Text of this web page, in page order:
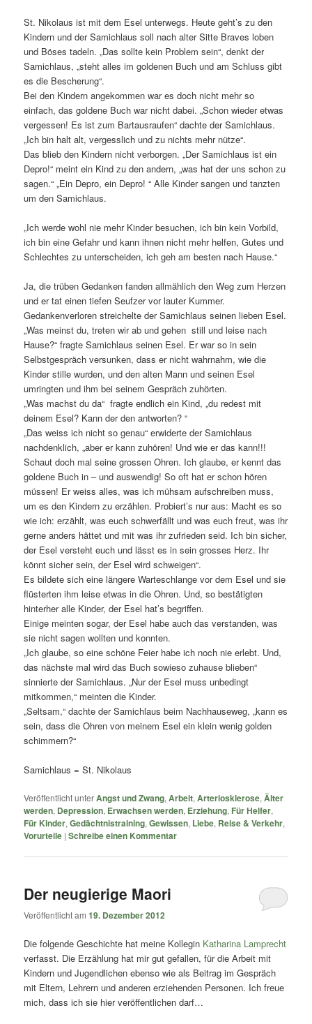
St. Nikolaus ist mit dem Esel unterwegs. Heute geht’s zu den
Kindern und der Samichlaus soll nach alter Sitte Braves loben
und Böses tadeln. „Das sollte kein Problem sein“, denkt der
Samichlaus, „steht alles im goldenen Buch und am Schluss gibt
es die Bescherung“.
Bei den Kindern angekommen war es doch nicht mehr so
einfach, das goldene Buch war nicht dabei. „Schon wieder etwas
vergessen! Es ist zum Bartausraufen“ dachte der Samichlaus.
„Ich bin halt alt, vergesslich und zu nichts mehr nütze“.
Das blieb den Kindern nicht verborgen. „Der Samichlaus ist ein
Depro!“ meint ein Kind zu den andern, „was hat der uns schon zu
sagen.“ „Ein Depro, ein Depro! “ Alle Kinder sangen und tanzten
um den Samichlaus.
„Ich werde wohl nie mehr Kinder besuchen, ich bin kein Vorbild,
ich bin eine Gefahr und kann ihnen nicht mehr helfen, Gutes und
Schlechtes zu unterscheiden, ich geh am besten nach Hause.“
Ja, die trüben Gedanken fanden allmählich den Weg zum Herzen
und er tat einen tiefen Seufzer vor lauter Kummer.
Gedankenverloren streichelte der Samichlaus seinen lieben Esel.
„Was meinst du, treten wir ab und gehen still und leise nach
Hause?“ fragte Samichlaus seinen Esel. Er war so in sein
Selbstgespräch versunken, dass er nicht wahrnahm, wie die
Kinder stille wurden, und den alten Mann und seinen Esel
umringten und ihm bei seinem Gespräch zuhörten.
„Was machst du da“ fragte endlich ein Kind, „du redest mit
deinem Esel? Kann der den antworten? “
„Das weiss ich nicht so genau“ erwiderte der Samichlaus
nachdenklich, „aber er kann zuhören! Und wie er das kann!!!
Schaut doch mal seine grossen Ohren. Ich glaube, er kennt das
goldene Buch in – und auswendig! So oft hat er schon hören
müssen! Er weiss alles, was ich mühsam aufschreiben muss,
um es den Kindern zu erzählen. Probiert’s nur aus: Macht es so
wie ich: erzählt, was euch schwerfällt und was euch freut, was ihr
gerne anders hättet und mit was ihr zufrieden seid. Ich bin sicher,
der Esel versteht euch und lässt es in sein grosses Herz. Ihr
könnt sicher sein, der Esel wird schweigen“.
Es bildete sich eine längere Warteschlange vor dem Esel und sie
flüsterten ihm leise etwas in die Ohren. Und, so bestätigten
hinterher alle Kinder, der Esel hat’s begriffen.
Einige meinten sogar, der Esel habe auch das verstanden, was
sie nicht sagen wollten und konnten.
„Ich glaube, so eine schöne Feier habe ich noch nie erlebt. Und,
das nächste mal wird das Buch sowieso zuhause blieben“
sinnierte der Samichlaus. „Nur der Esel muss unbedingt
mitkommen,“ meinten die Kinder.
„Seltsam,“ dachte der Samichlaus beim Nachhauseweg, „kann es
sein, dass die Ohren von meinem Esel ein klein wenig golden
schimmern?“
Samichlaus = St. Nikolaus
Veröffentlicht unterAngst und Zwang,Arbeit,Arteriosklerose,Älter
werden, Depression, Erwachsen werden, Erziehung, Für Helfer,
Für Kinder,Gedächtnistraining,Gewissen, Liebe, Reise & Verkehr,
Vorurteile |Schreibe einen Kommentar
Der neugierige Maori
Veröffentlicht am19. Dezember 2012
Die folgende Geschichte hat meine Kollegin Katharina Lamprecht
verfasst. Die Erzählung hat mir gut gefallen, für die Arbeit mit
Kindern und Jugendlichen ebenso wie als Beitrag im Gespräch
mit Eltern, Lehrern und anderen erziehenden Personen. Ich freue
mich, dass ich sie hier veröffentlichen darf…